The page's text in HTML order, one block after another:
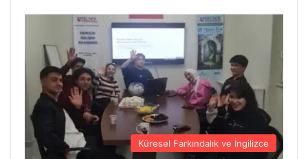
Küresel Farkındalık ve İngilizce